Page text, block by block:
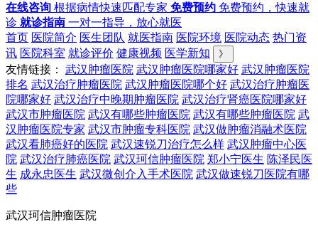
在线咨询 根据病情快速匹配专家 免费预约 免费预约，快速就
诊 就诊指南 一对一指导，放心就医
首页 医院简介 医生团队 就医指南 医院环境 医院动态 热门资
讯 医院科室 就诊评价 健康视频 医学新知 》
友情链接： 武汉肿瘤医院 武汉肿瘤医院哪家好 武汉肿瘤医院
排名 武汉治疗肿瘤医院 武汉肿瘤医院哪个好 武汉治疗肿瘤医
院哪家好 武汉治疗中晚期肿瘤医院 武汉治疗肾癌医院哪家好
武汉市肿瘤医院 武汉有哪些肿瘤医院 武汉有哪些肿瘤医院 武
汉肿瘤医院专家 武汉市肿瘤专科医院 武汉做肿瘤消融术医院
武汉看肺癌好的医院 武汉速锐刀治疗怎么样 武汉肿瘤中心医
院 武汉治疗肺癌医院 武汉珂信肿瘤医院 郑小宁医生 陈泽民医
生 成永忠医生 武汉微创介入手术医院 武汉做速锐刀医院有哪
些
武汉珂信肿瘤医院